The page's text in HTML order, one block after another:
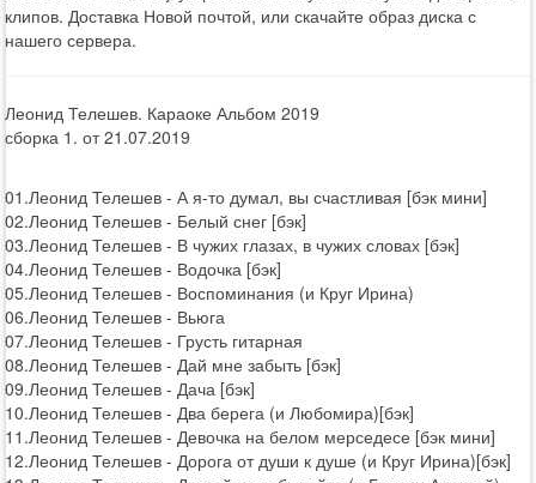
клипов. Доставка Новой почтой, или скачайте образ диска с
нашего сервера.
Леонид Телешев. Караоке Альбом 2019
сборка 1. от 21.07.2019
01.Леонид Телешев - А я-то думал, вы счастливая [бэк мини]
02.Леонид Телешев - Белый снег [бэк]
03.Леонид Телешев - В чужих глазах, в чужих словах [бэк]
04.Леонид Телешев - Водочка [бэк]
05.Леонид Телешев - Воспоминания (и Круг Ирина)
06.Леонид Телешев - Вьюга
07.Леонид Телешев - Грусть гитарная
08.Леонид Телешев - Дай мне забыть [бэк]
09.Леонид Телешев - Дача [бэк]
10.Леонид Телешев - Два берега (и Любомира)[бэк]
11.Леонид Телешев - Девочка на белом мерседесе [бэк мини]
12.Леонид Телешев - Дорога от души к душе (и Круг Ирина)[бэк]